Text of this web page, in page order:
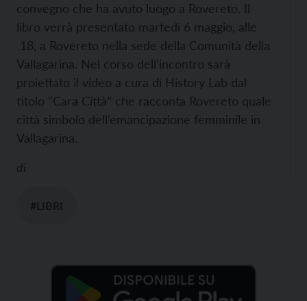
convegno che ha avuto luogo a Rovereto. Il
libro verrà presentato martedì 6 maggio, alle
18, a Rovereto nella sede della Comunità della
Vallagarina. Nel corso dell’incontro sarà
proiettato il video a cura di History Lab dal
titolo “Cara Città” che racconta Rovereto quale
città simbolo dell’emancipazione femminile in
Vallagarina.
di
#LIBRI